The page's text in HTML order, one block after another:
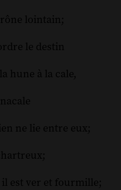
lointain;
le destin
hune à la cale,
ne lie entre eux;
il est ver et fourmille;